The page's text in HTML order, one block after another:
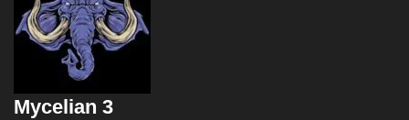
Mycelian 3